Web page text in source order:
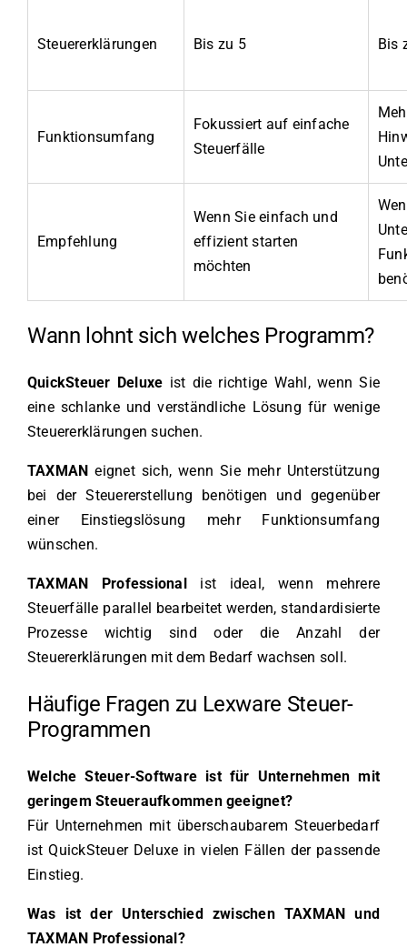
Steuererklärungen Bis zu 5 Bis
Funktionsumfang
Fokussiert auf einfache
Steuerfälle
Empfehlung
Wenn Sie einfach und
effizient starten
möchten
Wann lohnt sich welches Programm?
QuickSteuer Deluxe ist die richtige Wahl, wenn Sie
eine schlanke und verständliche Lösung für wenige
Steuererklärungen suchen.
TAXMAN eignet sich, wenn Sie mehr Unterstützung
bei der Steuererstellung benötigen und gegenüber
einer Einstiegslösung mehr Funktionsumfang
wünschen.
TAXMAN Professional
ist ideal, wenn mehrere
Steuerfälle parallel bearbeitet werden, standardisierte
Prozesse wichtig sind oder die Anzahl der
Steuererklärungen mit dem Bedarf wachsen soll.
Häufige Fragen zu Lexware Steuer-
Programmen
Welche Steuer-Software ist für Unternehmen mit
geringem Steueraufkommen geeignet?
Für Unternehmen mit überschaubarem Steuerbedarf
ist QuickSteuer Deluxe in vielen Fällen der passende
Einstieg.
Was ist der Unterschied zwischen TAXMAN und
TAXMAN Professional?